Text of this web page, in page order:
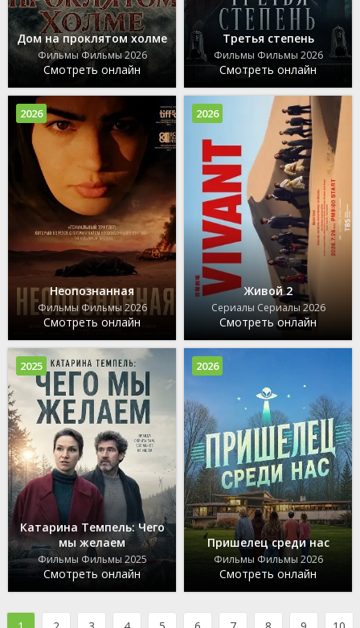
Дом на проклятом холме
Фильмы Фильмы 2026
Смотреть онлайн
Третья степень
Фильмы Фильмы 2026
Смотреть онлайн
Неопознанная
Фильмы Фильмы 2026
Смотреть онлайн
2026
Живой 2
Сериалы Сериалы 2026
Смотреть онлайн
2026
Катарина Темпель: Чего
мы желаем
Фильмы Фильмы 2025
Смотреть онлайн
2025
Пришелец среди нас
Фильмы Фильмы 2026
Смотреть онлайн
2026